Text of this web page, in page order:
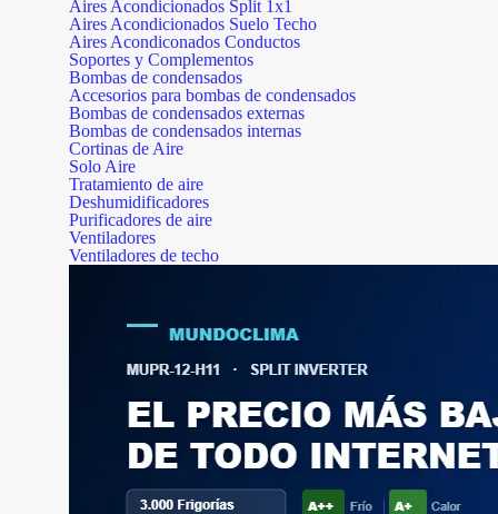
Aires Acondicionados Split 1x1
Aires Acondicionados Suelo Techo
Aires Acondiconados Conductos
Soportes y Complementos
Bombas de condensados
Accesorios para bombas de condensados
Bombas de condensados externas
Bombas de condensados internas
Cortinas de Aire
Solo Aire
Tratamiento de aire
Deshumidificadores
Purificadores de aire
Ventiladores
Ventiladores de techo